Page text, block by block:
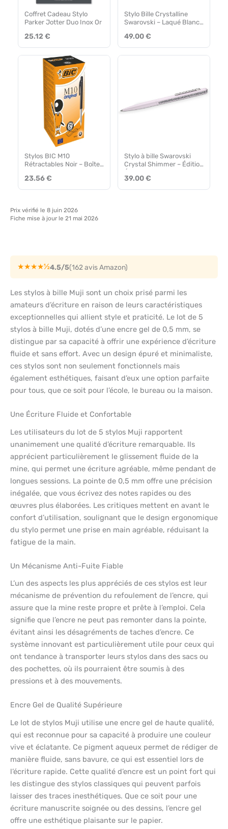
Coffret Cadeau Stylo
Parker Jotter Duo Inox Or
25.12 €
Stylo Bille Crystalline
Swarovski – Laqué Blanc
49.00 €
Stylos BIC M10
Rétractables Noir – Boîte
23.56 €
Stylo à bille Swarovski
Crystal Shimmer – Édition
Élégante
39.00 €
Prix vérifié le 8 juin 2026
Fiche mise à jour le 21 mai 2026
★★★★½4.5/5(162 avis Amazon)
Les stylos à bille Muji sont un choix prisé parmi les
amateurs d’écriture en raison de leurs caractéristiques
exceptionnelles qui allient style et praticité. Le lot de 5
stylos à bille Muji, dotés d’une encre gel de 0,5 mm, se
distingue par sa capacité à offrir une expérience d’écriture
fluide et sans effort. Avec un design épuré et minimaliste,
ces stylos sont non seulement fonctionnels mais
également esthétiques, faisant d’eux une option parfaite
pour tous, que ce soit pour l’école, le bureau ou la maison.
Une Écriture Fluide et Confortable
Les utilisateurs du lot de 5 stylos Muji rapportent
unanimement une qualité d’écriture remarquable. Ils
apprécient particulièrement le glissement fluide de la
mine, qui permet une écriture agréable, même pendant de
longues sessions. La pointe de 0,5 mm offre une précision
inégalée, que vous écrivez des notes rapides ou des
œuvres plus élaborées. Les critiques mettent en avant le
confort d’utilisation, soulignant que le design ergonomique
du stylo permet une prise en main agréable, réduisant la
fatigue de la main.
Un Mécanisme Anti-Fuite Fiable
L’un des aspects les plus appréciés de ces stylos est leur
mécanisme de prévention du refoulement de l’encre, qui
assure que la mine reste propre et prête à l’emploi. Cela
signifie que l’encre ne peut pas remonter dans la pointe,
évitant ainsi les désagréments de taches d’encre. Ce
système innovant est particulièrement utile pour ceux qui
ont tendance à transporter leurs stylos dans des sacs ou
des pochettes, où ils pourraient être soumis à des
pressions et à des mouvements.
Encre Gel de Qualité Supérieure
Le lot de stylos Muji utilise une encre gel de haute qualité,
qui est reconnue pour sa capacité à produire une couleur
vive et éclatante. Ce pigment aqueux permet de rédiger de
manière fluide, sans bavure, ce qui est essentiel lors de
l’écriture rapide. Cette qualité d’encre est un point fort qui
les distingue des stylos classiques qui peuvent parfois
laisser des traces inesthétiques. Que ce soit pour une
écriture manuscrite soignée ou des dessins, l’encre gel
offre une esthétique plaisante sur le papier.